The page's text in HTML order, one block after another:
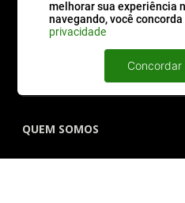
melhorar sua experiência
navegando, você concorda
privacidade
QUEM SOMOS